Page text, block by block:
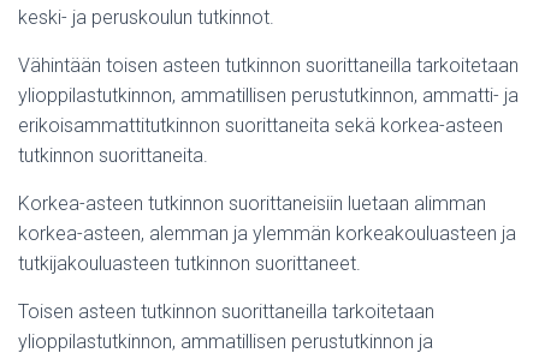
keski- ja peruskoulun tutkinnot.
Vähintään toisen asteen tutkinnon suorittaneilla tarkoitetaan
ylioppilastutkinnon, ammatillisen perustutkinnon, ammatti- ja
erikoisammattitutkinnon suorittaneita sekä korkea-asteen
tutkinnon suorittaneita.
Korkea-asteen tutkinnon suorittaneisiin luetaan alimman
korkea-asteen, alemman ja ylemmän korkeakouluasteen ja
tutkijakouluasteen tutkinnon suorittaneet.
Toisen asteen tutkinnon suorittaneilla tarkoitetaan
ylioppilastutkinnon, ammatillisen perustutkinnon ja